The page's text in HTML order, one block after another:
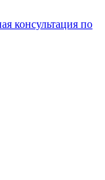
консультация по